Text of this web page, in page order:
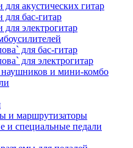
акустических гитар
для бас-гитар
электрогитар
для бас-гитар
для электрогитар
наушников и мини-комбо
и маршрутизаторы
специальные педали